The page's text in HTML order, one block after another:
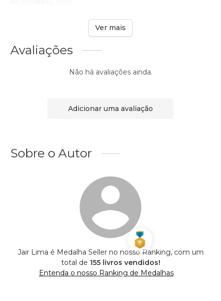
Ver mais
Avaliações
Não há avaliações ainda.
Adicionar uma avaliação
Sobre o Autor
Jair Lima é Medalha Seller no nosso Ranking, com um
total de 155 livros vendidos!
Entenda o nosso Ranking de Medalhas